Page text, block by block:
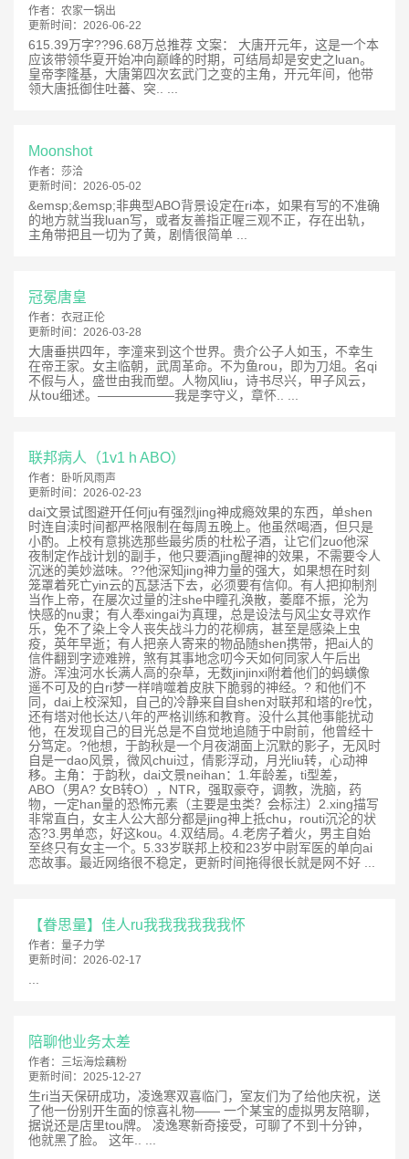
作者： 农家一锅出
更新时间： 2026-06-22
615.39万字??96.68万总推荐 文案： 大唐开元年，这是一个本
应该带领华夏开始冲向巅峰的时期，可结局却是安史之luan。
皇帝李隆基，大唐第四次玄武门之变的主角，开元年间，他带
领大唐抵御住吐蕃、突.. ...
Moonshot
作者： 莎洽
更新时间： 2026-05-02
&emsp;&emsp;非典型ABO背景设定在ri本，如果有写的不准确
的地方就当我luan写，或者友善指正喔三观不正，存在出轨，
主角带把且一切为了黄，剧情很简单 ...
冠冕唐皇
作者： 衣冠正伦
更新时间： 2026-03-28
大唐垂拱四年，李潼来到这个世界。贵介公子人如玉，不幸生
在帝王家。女主临朝，武周革命。不为鱼rou，即为刀俎。名qi
不假与人，盛世由我而塑。人物风liu，诗书尽兴，甲子风云，
从tou细述。——————我是李守义，章怀.. ...
联邦病人（1v1 h ABO）
作者：
卧听风雨声
更新时间： 2026-02-23
dai文景试图避开任何ju有强烈jing神成瘾效果的东西，单shen
时连自渎时间都严格限制在每周五晚上。他虽然喝酒，但只是
小酌。上校有意挑选那些最劣质的杜松子酒，让它们zuo他深
夜制定作战计划的副手，他只要酒jing醒神的效果，不需要令人
沉迷的美妙滋味。??他深知jing神力量的强大，如果想在时刻
笼罩着死亡yin云的瓦瑟活下去，必须要有信仰。有人把抑制剂
当作上帝，在屡次过量的注she中瞳孔涣散，萎靡不振，沦为
快感的nu隶；有人奉xingai为真理，总是设法与风尘女寻欢作
乐，免不了染上令人丧失战斗力的花柳病，甚至是感染上虫
疫，英年早逝；有人把亲人寄来的物品随shen携带，把ai人的
信件翻到字迹难辨，煞有其事地念叨今天如何同家人午后出
游。浑浊河水长满人高的杂草，无数jinjinxi附着他们的蚂蟥像
遥不可及的白ri梦一样啃噬着皮肤下脆弱的神经。? 和他们不
同，dai上校深知，自己的冷静来自自shen对联邦和塔的re忱，
还有塔对他长达八年的严格训练和教育。没什么其他事能扰动
他，在发现自己的目光总是不自觉地追随于中尉前，他曾经十
分笃定。?他想，于韵秋是一个月夜湖面上沉默的影子，无风时
自是一dao风景，微风chui过，倩影浮动，月光liu转，心动神
移。主角：于韵秋，dai文景neihan：1.年龄差，ti型差，
ABO（男A? 女B转O），NTR，强取豪夺，调教，洗脑，药
物，一定han量的恐怖元素（主要是虫类？会标注）2.xing描写
非常直白，女主人公大部分都是jing神上抵chu，routi沉沦的状
态?3.男单恋，好这kou。4.双结局。4.老房子着火，男主自始
至终只有女主一个。5.33岁联邦上校和23岁中尉军医的单向ai
恋故事。最近网络很不稳定，更新时间拖得很长就是网不好 ...
【眷思量】佳人ru我我我我我我怀
作者： 量子力学
更新时间： 2026-02-17
陪聊他业务太差
作者： 三坛海烩藕粉
更新时间： 2025-12-27
生ri当天保研成功，凌逸寒双喜临门，室友们为了给他庆祝，送
了他一份别开生面的惊喜礼物—— 一个某宝的虚拟男友陪聊，
据说还是店里tou牌。 凌逸寒新奇接受，可聊了不到十分钟，
他就黑了脸。 这年.. ...